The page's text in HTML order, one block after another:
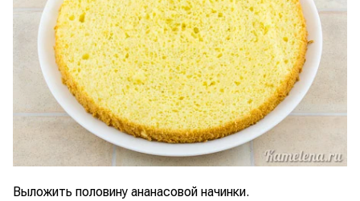
Выложить половину ананасовой начинки.